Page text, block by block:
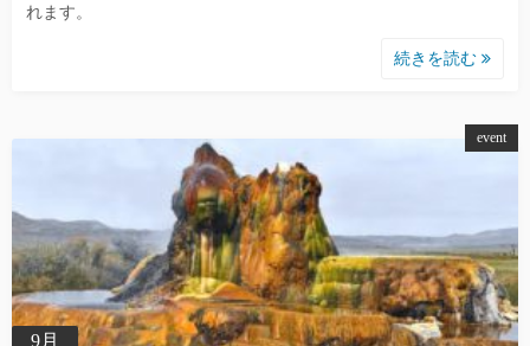
れます。
続きを読む
event
9月